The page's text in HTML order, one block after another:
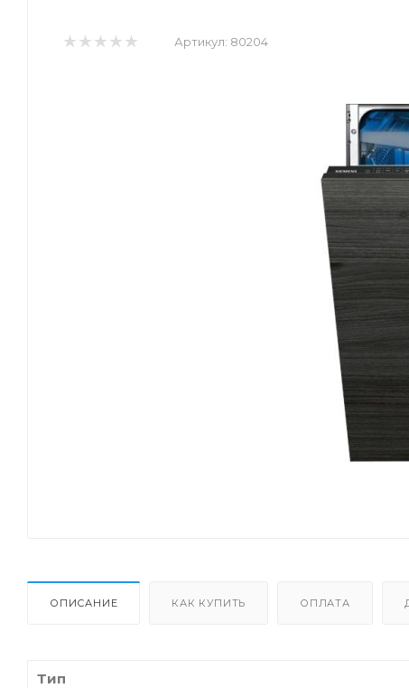
Артикул: 80204
ОПИСАНИЕ КАК КУПИТЬ ОПЛАТА
Тип